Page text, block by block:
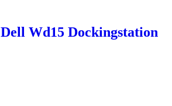
Dell Wd15 Dockingstation